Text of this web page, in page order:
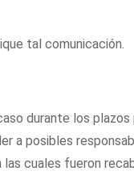
tal comunicación.
durante los
a posibles
cuales fueron